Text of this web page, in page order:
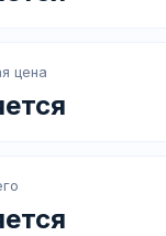
цена